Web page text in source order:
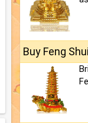
Buy Feng Shui